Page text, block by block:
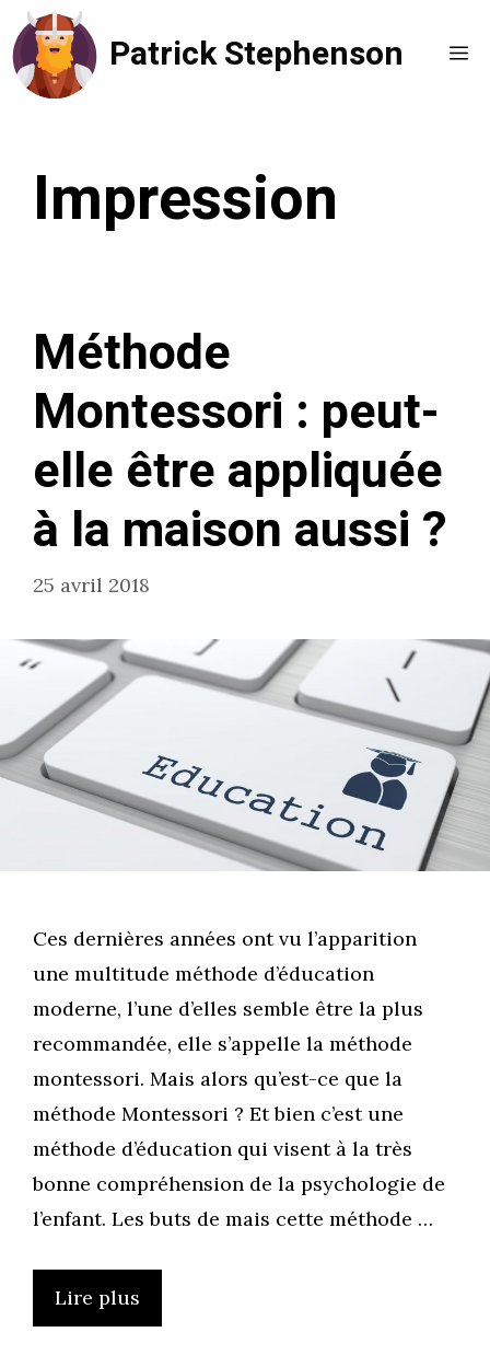
Aller
au
contenu
Patrick Stephenson
Impression
Méthode
Montessori : peut-
elle être appliquée
à la maison aussi ?
25 avril 2018
Ces dernières années ont vu l’apparition
une multitude méthode d’éducation
moderne, l’une d’elles semble être la plus
recommandée, elle s’appelle la méthode
montessori. Mais alors qu’est-ce que la
méthode Montessori ? Et bien c’est une
méthode d’éducation qui visent à la très
bonne compréhension de la psychologie de
l’enfant. Les buts de mais cette méthode …
Lire plus